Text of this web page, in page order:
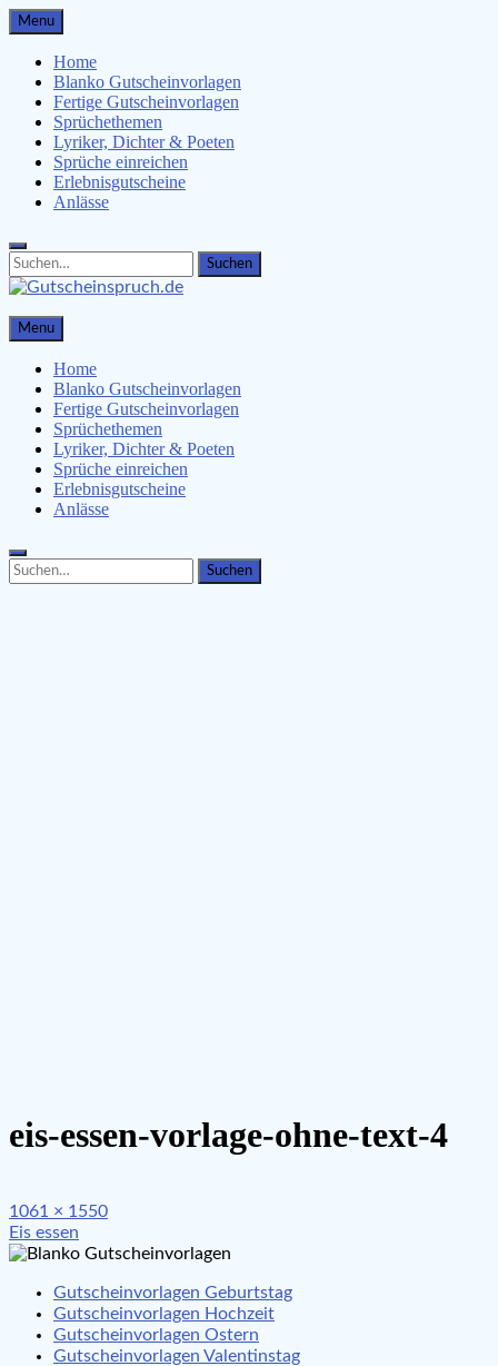
Skip
to
content
Menu
Home
Blanko Gutscheinvorlagen
Fertige Gutscheinvorlagen
Sprüchethemen
Lyriker, Dichter & Poeten
Sprüche einreichen
Erlebnisgutscheine
Anlässe
Search
for:
Search
Gutscheinspruch.de
Gutscheinsprüche & Gutscheinvorlagen finden
Menu
Home
Blanko Gutscheinvorlagen
Fertige Gutscheinvorlagen
Sprüchethemen
Lyriker, Dichter & Poeten
Sprüche einreichen
Erlebnisgutscheine
Anlässe
Search
for:
Search
eis-essen-vorlage-ohne-text-4
Full
size
1061 × 1550
Beitragsnavigation
Eis essen
Gutscheinvorlagen Geburtstag
Gutscheinvorlagen Hochzeit
Gutscheinvorlagen Ostern
Gutscheinvorlagen Valentinstag